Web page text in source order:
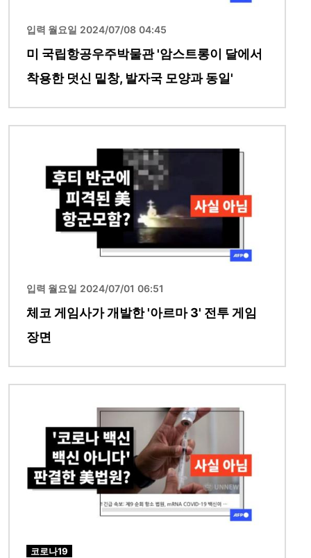
입력 월요일 2024/07/08 04:45
미 국립항공우주박물관 '암스트롱이 달에서
착용한 덧신 밑창, 발자국 모양과 동일'
입력 월요일 2024/07/01 06:51
체코 게임사가 개발한 '아르마 3' 전투 게임
장면
코로나19